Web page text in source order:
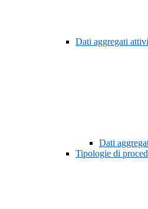
Dati aggregati
Dati
Tipologie di